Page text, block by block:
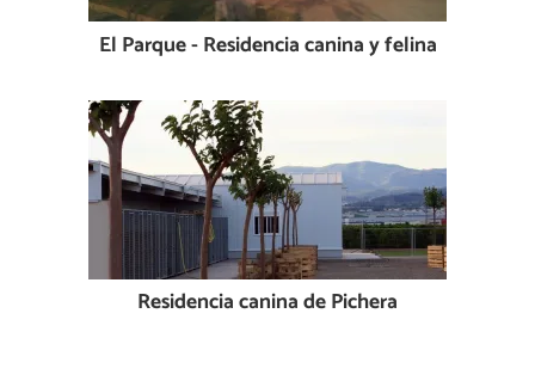
El Parque - Residencia canina y felina
Residencia canina de Pichera